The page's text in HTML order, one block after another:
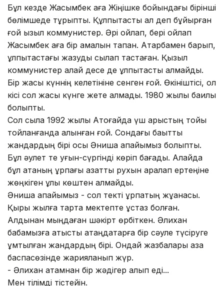
Бұл кезде Жасымбек аға Жіңішке бойындағы бірінші
бөлімшеде тұрыпты. Құлпытасты ал деп бұйырған
ғой қызыл коммунистер. Әрі ойлап, бері ойлап
Жасымбек аға бір амалын тапқан. Атарбамен барып,
құлпытастағы жазуды сылап тастаған. Қызыл
коммунистер қалай десе де құлпытасты алмайды.
Бір жақсы күннің келетініне сенген ғой. Өкініштісі, ол
кісі сол жақсы күнге жете алмады. 1980 жылы бақилық
болыпты.
Сол сылақ 1992 жылы Ақтоғайда үш арыстың тойы
тойланғанда алынған ғой. Сондағы бақытты
жандардың бірі осы Әниша апайымыз болыпты.
Бұл әулет те қуғын-сүргінді көріп бағады. Алайда
бұл атаның ұрпағы азаттық рухын арқалап ертеңіне
жөңкіген ұлы көштен қалмайды.
Әниша апайымыз - сол текті ұрпақтың жұқанасы.
Қырық жылға тарта мектепте ұстаз болған.
Алдынан мыңдаған шәкірт өрбіткен. Әлихан
бабамызға қатысты ақтаңдақтарға бір сәуле түсіруге
ұмтылған жандардың бірі. Ондай жазбалары қазақ
баспасөзінде жарияланып жүр.
- Әлихан атамнан бір жәдігер қалып еді...
Мен тілімді тістейін.